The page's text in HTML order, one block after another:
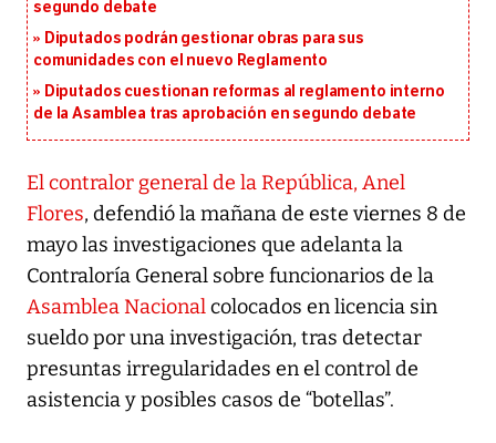
segundo debate
Diputados podrán gestionar obras para sus
comunidades con el nuevo Reglamento
Diputados cuestionan reformas al reglamento interno
de la Asamblea tras aprobación en segundo debate
El contralor general de la República, Anel
Flores, defendió la mañana de este viernes 8 de
mayo las investigaciones que adelanta la
Contraloría General sobre funcionarios de la
Asamblea Nacionalcolocados en licencia sin
sueldo por una investigación, tras detectar
presuntas irregularidades en el control de
asistencia y posibles casos de “botellas”.